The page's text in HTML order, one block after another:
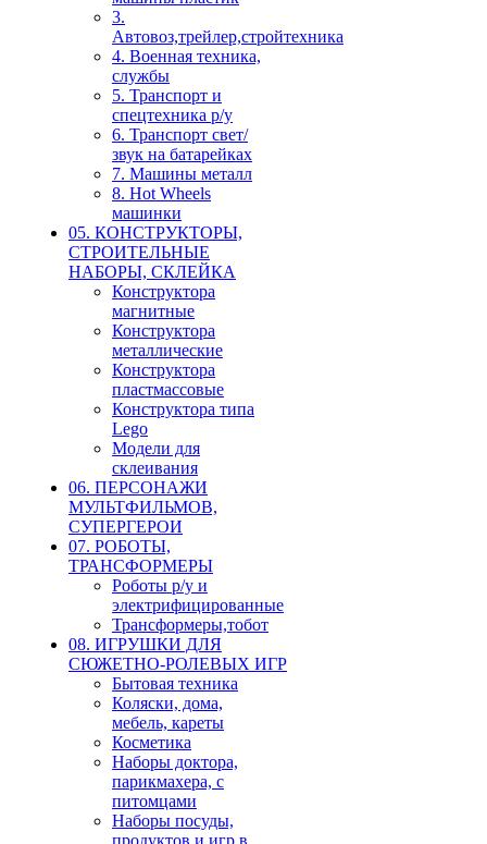
3.
Автовоз,трейлер,стройтехника
4. Военная техника,
службы
5. Транспорт и
спецтехника р/у
6. Транспорт свет/
звук на батарейках
7. Машины металл
8. Hot Wheels
машинки
05. КОНСТРУКТОРЫ,
СТРОИТЕЛЬНЫЕ
НАБОРЫ, СКЛЕЙКА
Конструктора
магнитные
Конструктора
металлические
Конструктора
пластмассовые
Конструктора типа
Lego
Модели для
склеивания
06. ПЕРСОНАЖИ
МУЛЬТФИЛЬМОВ,
СУПЕРГЕРОИ
07. РОБОТЫ,
ТРАНСФОРМЕРЫ
Роботы р/у и
электрифицированные
Трансформеры,тобот
08. ИГРУШКИ ДЛЯ
СЮЖЕТНО-РОЛЕВЫХ ИГР
Бытовая техника
Коляски, дома,
мебель, кареты
Косметика
Наборы доктора,
парикмахера, с
питомцами
Наборы посуды,
продуктов и игр в